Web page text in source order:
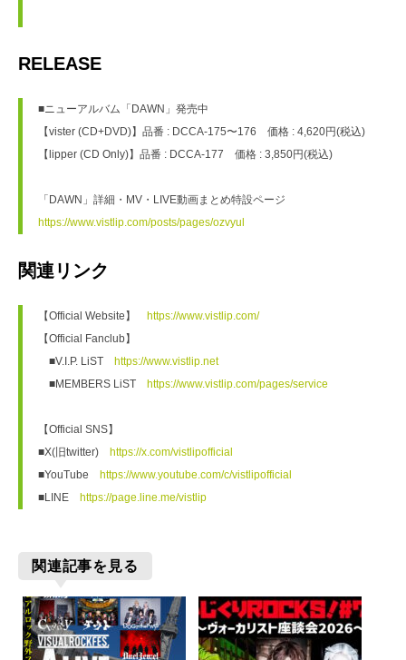
RELEASE
■ニューアルバム「DAWN」発売中
【vister (CD+DVD)】品番 : DCCA-175〜176　価格 : 4,620円(税込)
【lipper (CD Only)】品番 : DCCA-177　価格 : 3,850円(税込)
https://www.vistlip.com/posts/pages/ozvyul
関連リンク
【Official Website】 https://www.vistlip.com/
【Official Fanclub】
■V.I.P. LiST https://www.vistlip.net
■MEMBERS LiST https://www.vistlip.com/pages/service
【Official SNS】
■X(旧twitter) https://x.com/vistlipofficial
■YouTube https://www.youtube.com/c/vistlipofficial
■LINE https://page.line.me/vistlip
関連記事を見る